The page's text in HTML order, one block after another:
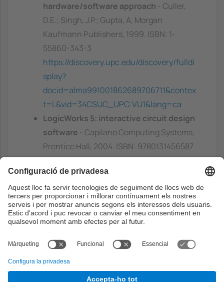
hardware/software approach
- Culler,
D.E.; Singh, J.P.; Gupta, A, Morgan
Kaufmann Publishers, 1999. ISBN: 1-
55860-343-3
https://discovery.upc.edu/discovery/fulldi
splay?
docid=alma991001862689706711&contex
t=L&vid=34CSUC_UPC:VU1&lang=ca
LogicWorks 5: interactive circuit design
software
- Capilano Computing Systems,
Prentice Hall, 2004. ISBN: 9780131456587
https://discovery.upc.edu/discovery/fulldi
splay?
docid=alma991002692839706711&conte
xt=L&vid=34CSUC_UPC:VU1&lang=ca
Capacitats prèvies